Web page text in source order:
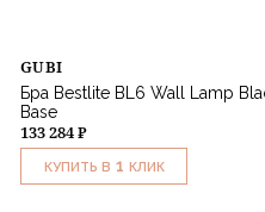
GUBI
Бра Bestlite BL6 Wall Lamp
Base
133 284 ₽
КУПИТЬ В 1 КЛИК